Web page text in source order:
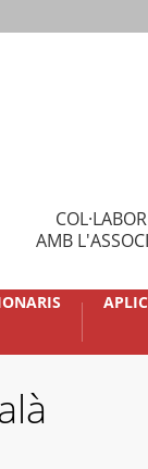
AMB